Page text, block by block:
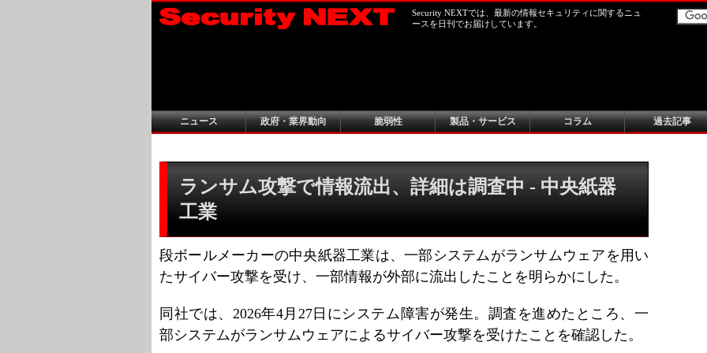
Security NEXTでは、最新の情報セキュリティに関するニュ
ースを日刊でお届けしています。
ニュース 政府・業界動向 脆弱性 製品・サービス コラム 過去記事
ランサム攻撃で情報流出、詳細は調査中 - 中央紙器
工業
段ボールメーカーの中央紙器工業は、一部システムがランサムウェアを用い
たサイバー攻撃を受け、一部情報が外部に流出したことを明らかにした。
同社では、2026年4月27日にシステム障害が発生。調査を進めたところ、一
部システムがランサムウェアによるサイバー攻撃を受けたことを確認した。